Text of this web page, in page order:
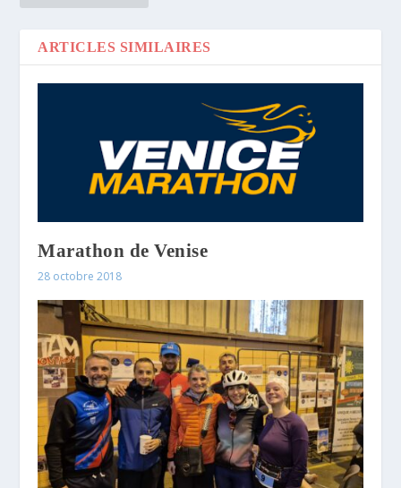
ARTICLES SIMILAIRES
Marathon de Venise
28 octobre 2018